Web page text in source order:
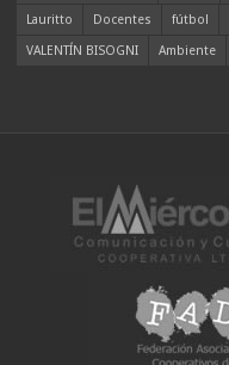
Lauritto
Docentes fútbol
VALENTÍN BISOGNI
Ambiente